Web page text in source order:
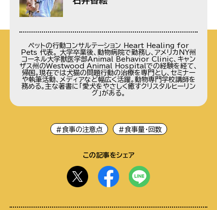
ペットの行動コンサルテーション Heart Healing for
Pets 代表。 大学卒業後、動物病院で勤務し、アメリカNY州
コーネル大学獣医学部Animal Behavior Clinic、キャン
ザス州のWestwood Animal Hospitalでの経験を経て、
帰国。現在では犬猫の問題行動の治療を専門とし、セミナー
や執筆活動、メディアなど幅広く活躍。動物専門学校講師を
務める。主な著書に「愛犬をやさしく癒すクリスタルヒーリン
グ」がある。
#食事の注意点 #食事量・回数
この記事をシェア